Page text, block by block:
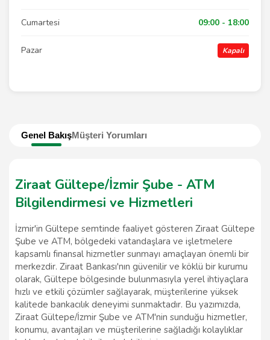
Genel BakışMüşteri Yorumları
Ziraat Gültepe/İzmir Şube - ATM
Bilgilendirmesi ve Hizmetleri
İzmir'in Gültepe semtinde faaliyet gösteren Ziraat Gültepe
Şube ve ATM, bölgedeki vatandaşlara ve işletmelere
kapsamlı finansal hizmetler sunmayı amaçlayan önemli bir
merkezdir. Ziraat Bankası'nın güvenilir ve köklü bir kurumu
olarak, Gültepe bölgesinde bulunmasıyla yerel ihtiyaçlara
hızlı ve etkili çözümler sağlayarak, müşterilerine yüksek
kalitede bankacılık deneyimi sunmaktadır. Bu yazımızda,
Ziraat Gültepe/İzmir Şube ve ATM'nin sunduğu hizmetler,
konumu, avantajları ve müşterilerine sağladığı kolaylıklar
Cumartesi 09:00 - 18:00
Pazar Kapalı